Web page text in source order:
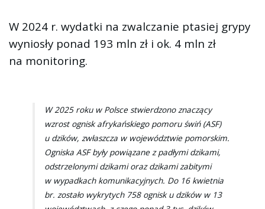
W 2024 r. wydatki na zwalczanie ptasiej grypy
wyniosły ponad 193 mln zł i ok. 4 mln zł
na monitoring.
W 2025 roku w Polsce stwierdzono znaczący
wzrost ognisk afrykańskiego pomoru świń (ASF)
u dzików, zwłaszcza w województwie pomorskim.
Ogniska ASF były powiązane z padłymi dzikami,
odstrzelonymi dzikami oraz dzikami zabitymi
w wypadkach komunikacyjnych. Do 16 kwietnia
br. zostało wykrytych 758 ognisk u dzików w 13